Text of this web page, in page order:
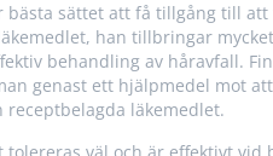
sättet att få tillgång till
han tillbringar
behandling av håravfall.
genast ett hjälpmedel mot
läkemedlet.